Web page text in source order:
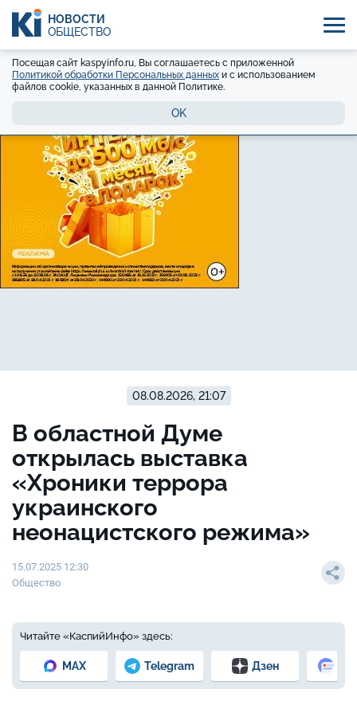
НОВОСТИ
ОБЩЕСТВО
Посещая сайт kaspyinfo.ru, Вы соглашаетесь с приложенной
Политикой обработки Персональных данных и с использованием
файлов cookie, указанных в данной Политике.
OK
08.08.2026, 21:07
В областной Думе
открылась выставка
«Хроники террора
украинского
неонацистского режима»
15.07.2025 12:30
Общество
Читайте «КаспийИнфо» здесь:
MAX Telegram Дзен